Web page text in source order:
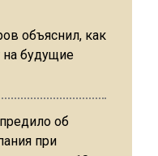
объяснил, как
будущие